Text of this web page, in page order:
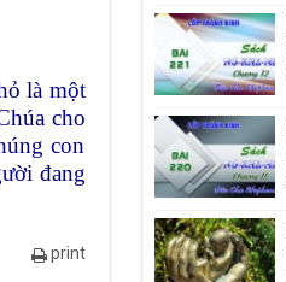
là một
cho
con
đang
print